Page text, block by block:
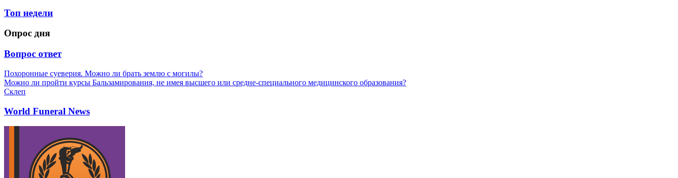
Топ недели
Опрос дня
Вопрос ответ
Похоронные суеверия. Можно ли брать землю с могилы?
Можно ли пройти курсы Бальзамирования, не имея высшего или средне-специального медицинского образования?
Склеп
World Funeral News